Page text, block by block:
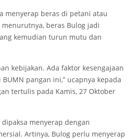
menyerap beras di petani atau
beras Bulog jadi
kemudian turun mutu dan
kebijakan. Ada faktor kesengajaan
pangan ini,” ucapnya kepada
tertulis pada Kamis, 27 Oktober
menyerap dengan
Artinya, Bulog perlu menyerap